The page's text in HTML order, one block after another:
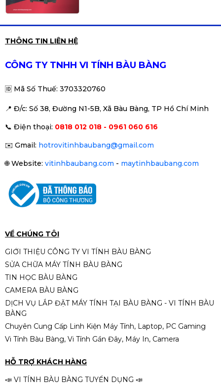
RAM 16GB\ SSD 256
Liên hệ
9400 \ GTX 1060\ MSI Z390 \
PC / i3-9100f/ Main H310/ Ram16/
SSD256G/ Card 1050/ Nguồn
RAM 16GB | SSD 512GB | Nguồn
650W – Hiệu năng mạnh mẽ cho
làm việc, đồ họa và gaming
THÔNG TIN LIÊN HỆ
CÔNG TY TNHH VI TÍNH BÀU BÀNG
🆔 Mã Số Thuế: 3703320760
📍 Đ/c: Số 38, Đường N1-5B, Xã Bàu Bàng, TP Hồ Chí Minh
📞 Điện thoại: 0818 012 018 - 0961 060 616
✉️ Gmail: hotrovitinhbaubang@gmail.com
🌐Website: vitinhbaubang.com - maytinhbaubang.com
VỀ CHÚNG TÔI
GIỚI THIỆU CÔNG TY VI TÍNH BÀU BÀNG
SỬA CHỮA MÁY TÍNH BÀU BÀNG
TIN HỌC BÀU BÀNG
CAMERA BÀU BÀNG
DỊCH VỤ LẮP ĐẶT MÁY TÍNH TẠI BÀU BÀNG - VI TÍNH BÀU
BÀNG
Chuyên Cung Cấp Linh Kiện Máy Tính, Laptop, PC Gaming
Vi Tính Bàu Bàng, Vi Tính Gần Đây, Máy In, Camera
HỖ TRỢ KHÁCH HÀNG
📣 VI TÍNH BÀU BÀNG TUYỂN DỤNG 📣